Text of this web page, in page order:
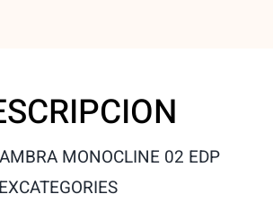
MONOCLINE 02 EDP
CATEGORIES